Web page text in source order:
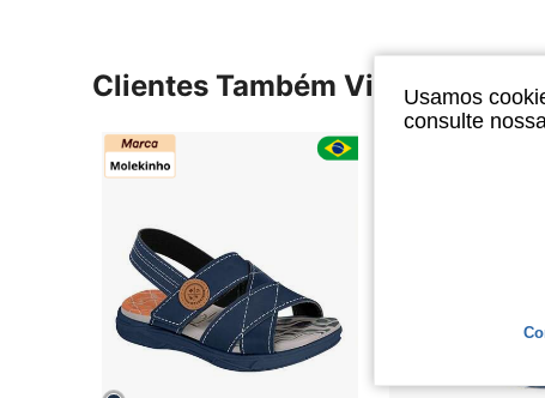
Clientes Também Visitaram
Usamos
consulte